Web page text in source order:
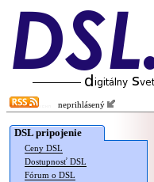
neprihlásený
DSL pripojenie
Ceny DSL
Dostupnosť DSL
Fórum o DSL